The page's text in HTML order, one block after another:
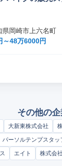
岡崎市上六名町
～48万6000円
その他の
大新東株式会社
パーソルテンプスタッ
エイト 株式会